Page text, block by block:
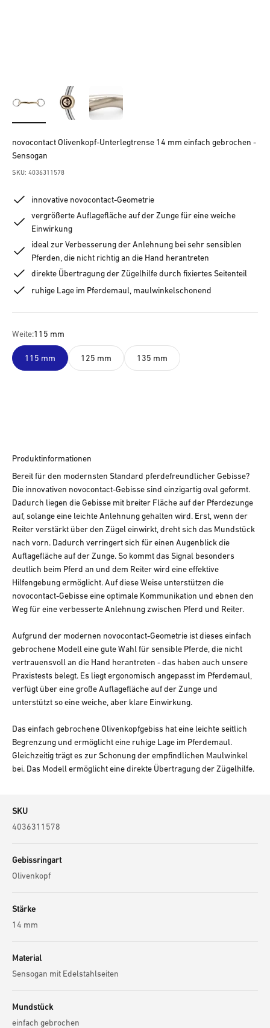
novocontact Olivenkopf-Unterlegtrense 14 mm einfach gebrochen -
Sensogan
SKU: 4036311578
innovative novocontact-Geometrie
vergrößerte Auflagefläche auf der Zunge für eine weiche
Einwirkung
ideal zur Verbesserung der Anlehnung bei sehr sensiblen
Pferden, die nicht richtig an die Hand herantreten
direkte Übertragung der Zügelhilfe durch fixiertes Seitenteil
ruhige Lage im Pferdemaul, maulwinkelschonend
Weite:115 mm
115 mm 125 mm 135 mm
Produktinformationen
Bereit für den modernsten Standard pferdefreundlicher Gebisse?
Die innovativen novocontact-Gebisse sind einzigartig oval geformt.
Dadurch liegen die Gebisse mit breiter Fläche auf der Pferdezunge
auf, solange eine leichte Anlehnung gehalten wird. Erst, wenn der
Reiter verstärkt über den Zügel einwirkt, dreht sich das Mundstück
nach vorn. Dadurch verringert sich für einen Augenblick die
Auflagefläche auf der Zunge. So kommt das Signal besonders
deutlich beim Pferd an und dem Reiter wird eine effektive
Hilfengebung ermöglicht. Auf diese Weise unterstützen die
novocontact-Gebisse eine optimale Kommunikation und ebnen den
Weg für eine verbesserte Anlehnung zwischen Pferd und Reiter.
Aufgrund der modernen novocontact-Geometrie ist dieses einfach
gebrochene Modell eine gute Wahl für sensible Pferde, die nicht
vertrauensvoll an die Hand herantreten - das haben auch unsere
Praxistests belegt. Es liegt ergonomisch angepasst im Pferdemaul,
verfügt über eine große Auflagefläche auf der Zunge und
unterstützt so eine weiche, aber klare Einwirkung.
Das einfach gebrochene Olivenkopfgebiss hat eine leichte seitlich
Begrenzung und ermöglicht eine ruhige Lage im Pferdemaul.
Gleichzeitig trägt es zur Schonung der empfindlichen Maulwinkel
bei. Das Modell ermöglicht eine direkte Übertragung der Zügelhilfe.
SKU
4036311578
Gebissringart
Olivenkopf
Stärke
14 mm
Material
Sensogan mit Edelstahlseiten
Mundstück
einfach gebrochen